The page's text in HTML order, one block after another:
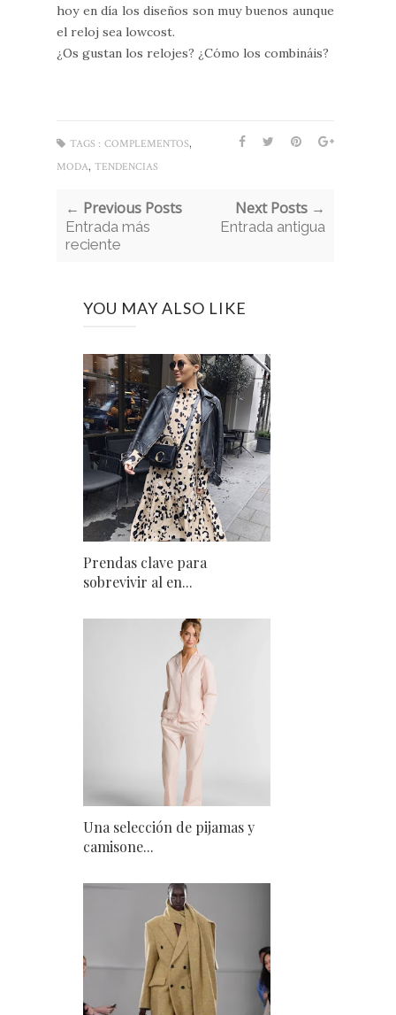
hoy en día los diseños son muy buenos aunque
el reloj sea lowcost.
¿Os gustan los relojes? ¿Cómo los combináis?
TAGS : COMPLEMENTOS,
MODA, TENDENCIAS
← Previous Posts
Entrada más
reciente
Next Posts →
Entrada antigua
YOU MAY ALSO LIKE
Prendas clave para
sobrevivir al en...
Una selección de pijamas y
camisone...